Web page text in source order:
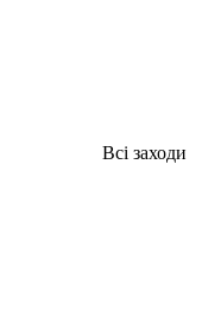
Всі заходи